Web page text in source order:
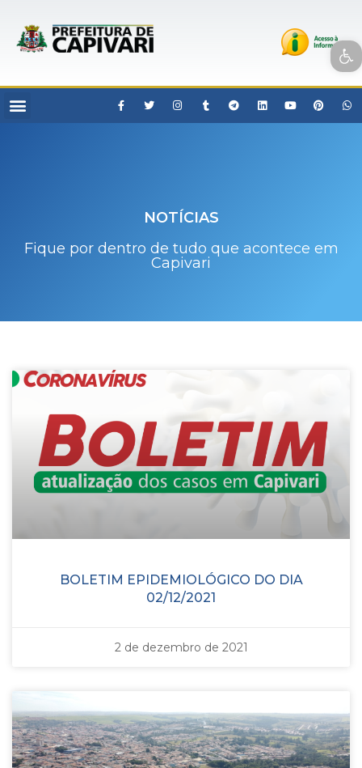
Open toolbar
NOTÍCIAS
Fique por dentro de tudo que acontece em
Capivari
BOLETIM EPIDEMIOLÓGICO DO DIA
02/12/2021
2 de dezembro de 2021